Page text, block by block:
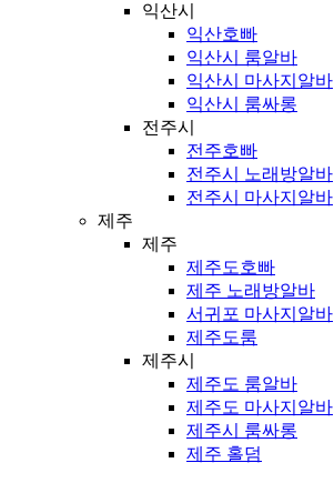
익산시
익산호빠
익산시 룸알바
익산시 마사지알바
익산시 룸싸롱
전주시
전주호빠
전주시 노래방알바
전주시 마사지알바
제주
제주
제주도호빠
제주 노래방알바
서귀포 마사지알바
제주도룸
제주시
제주도 룸알바
제주도 마사지알바
제주시 룸싸롱
제주 홀덤